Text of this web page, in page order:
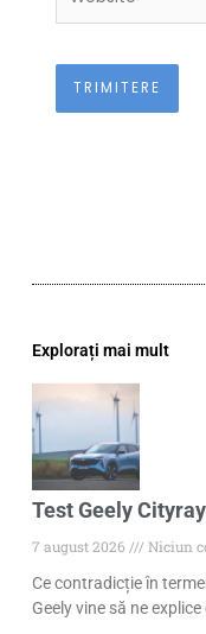
Explorați mai mult
Test Geely
7 august 2026
Niciun
Ce contradicție în
Geely vine să ne